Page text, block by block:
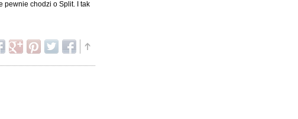
pewnie chodzi o Split. I tak